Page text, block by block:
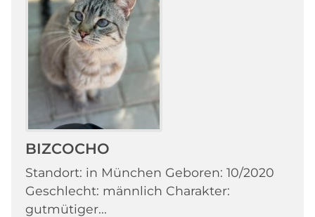
BIZCOCHO
Standort: in München Geboren: 10/2020
Geschlecht: männlich Charakter:
gutmütiger...